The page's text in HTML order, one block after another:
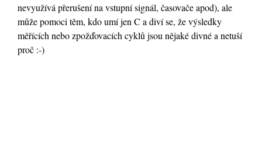
nevyužívá přerušení na vstupní signál, časovače apod), ale
může pomoci těm, kdo umí jen C a diví se, že výsledky
měřících nebo zpožďovacích cyklů jsou nějaké divné a netuší
proč :-)